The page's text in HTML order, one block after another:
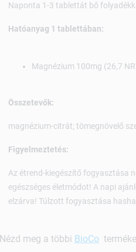
Naponta 1-3 tablettát bő
Hatóanyag 1 tablettában:
Magnézium 100mg (26,7
Összetevők:
magnézium-citrát; tömegnövelő
Figyelmeztetés:
Az étrend-kiegészítő fogyasztása
egészséges életmódot! A napi
elzárva! Túlzott fogyasztása
Nézd meg a többi BioCo